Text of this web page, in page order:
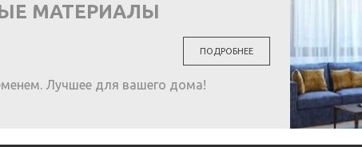
МАТЕРИАЛЫ
Лучшее для вашего дома!
ПОДРОБНЕЕ